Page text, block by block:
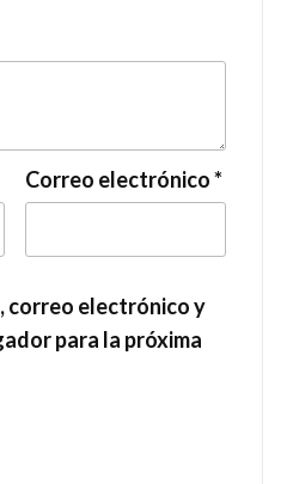
Correo electrónico*
correo electrónico y
para la próxima